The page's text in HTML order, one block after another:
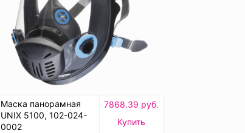
Маска панорамная
UNIX 5100, 102-024-
0002
7868.39 руб.
Купить